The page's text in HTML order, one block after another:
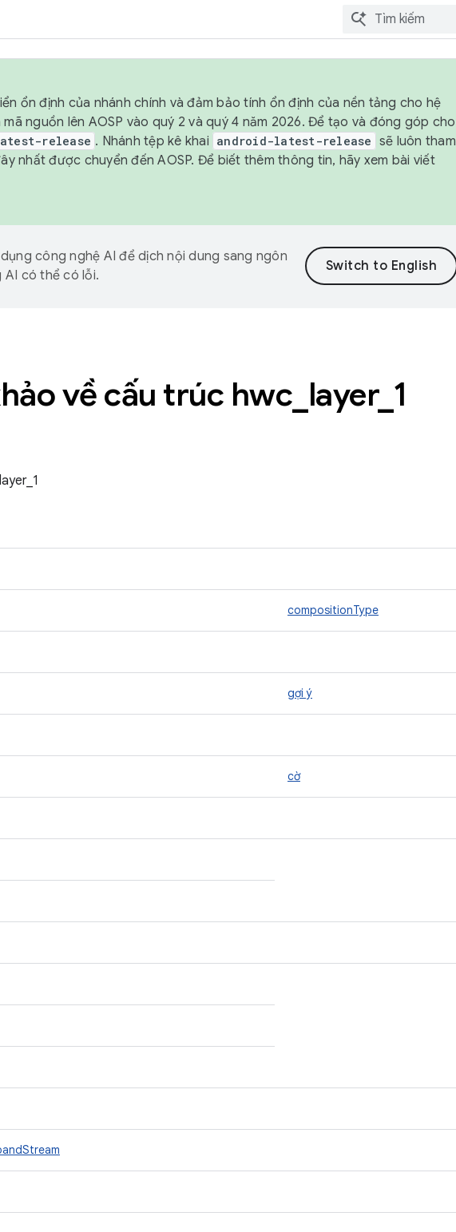
ổn định của nhánh chính và đảm bảo tính ổn định của nền tảng cho hệ
nguồn lên AOSP vào quý 2 và quý 4 năm 2026. Để tạo và đóng góp cho
release . Nhánh tệp kê khai android-latest-release sẽ luôn tham
nhất được chuyển đến AOSP. Để biết thêm thông tin, hãy xem bài viết
công nghệ AI để dịch nội dung sang ngôn
AI có thể có lỗi.
về cấu trúc hwc layer_ 1
compositionType
gợi ý
cờ